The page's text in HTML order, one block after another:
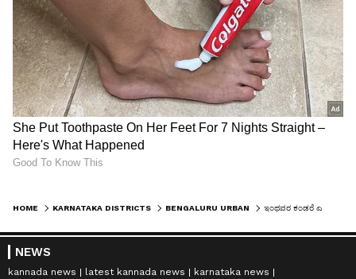
HOME KARNATAKA DISTRICTS BENGALURU URBAN
NEWS
kannada news latest kannada news
karnataka news